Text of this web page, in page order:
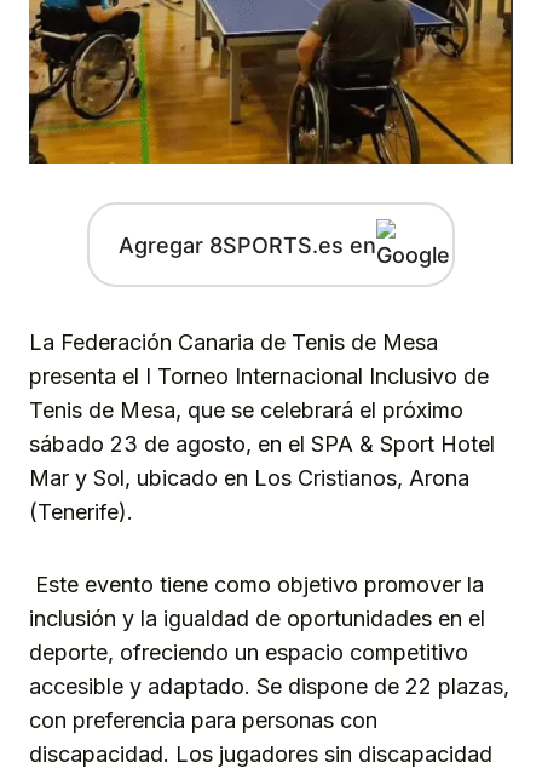
Agregar 8SPORTS.es en
La Federación Canaria de Tenis de Mesa
presenta el I Torneo Internacional Inclusivo de
Tenis de Mesa, que se celebrará el próximo
sábado 23 de agosto, en el SPA & Sport Hotel
Mar y Sol, ubicado en Los Cristianos, Arona
(Tenerife).
Este evento tiene como objetivo promover la
inclusión y la igualdad de oportunidades en el
deporte, ofreciendo un espacio competitivo
accesible y adaptado. Se dispone de 22 plazas,
con preferencia para personas con
discapacidad. Los jugadores sin discapacidad